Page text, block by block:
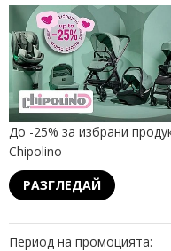
До -25% за избрани
Chipolino
РАЗГЛЕДАЙ
Период на промоцията: